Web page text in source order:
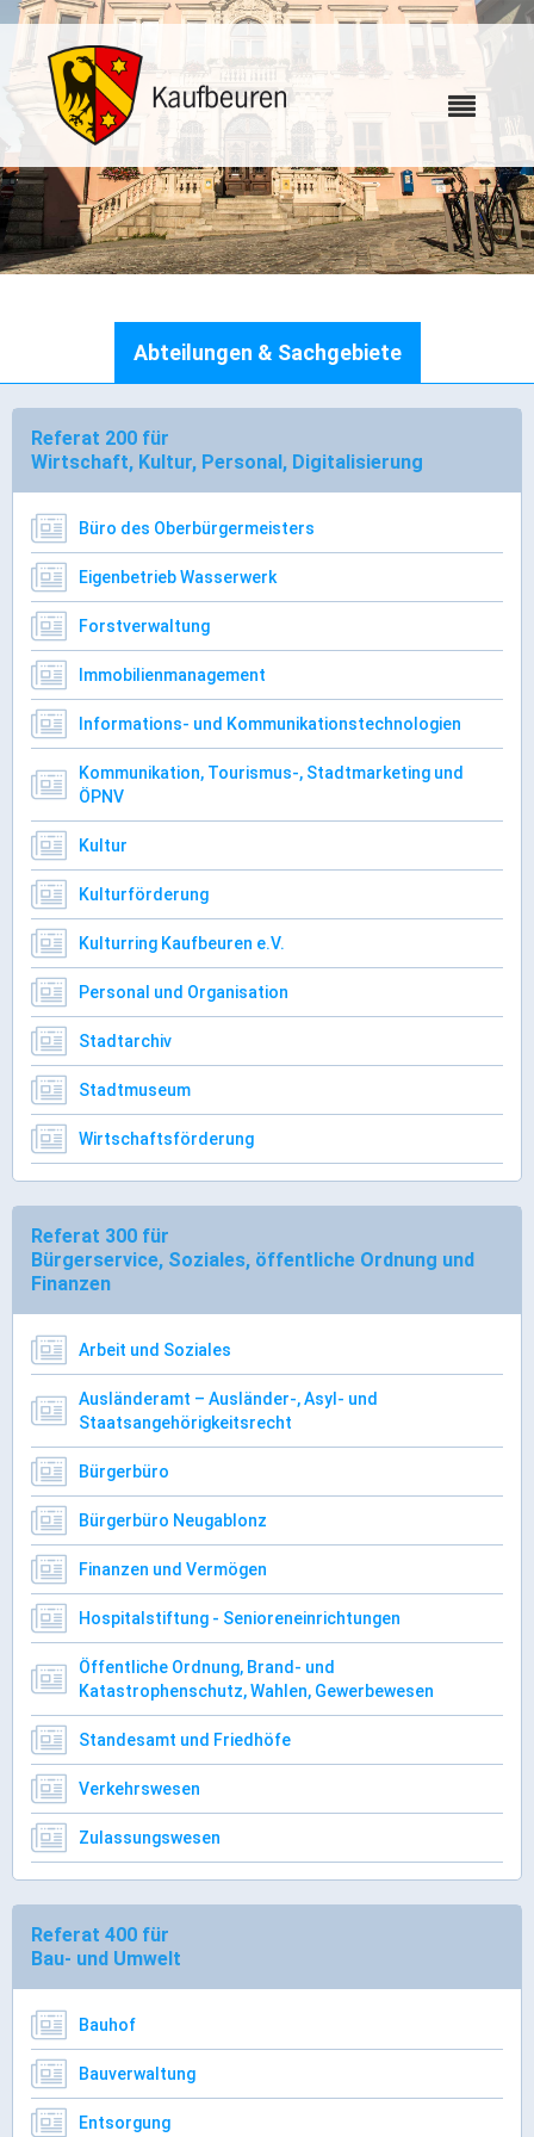
Webcams
Rathaus Digital
Bauflächen & Förderung
Öffnungszeiten / Terminvereinbarung
Kontakt
Internet Portale
Kaufbeuren Maps
Stadtrat & Verwaltung
Oberbürgermeister
Stadtrat & Sitzungen
Beauftragte des Stadtrats
Abteilungen & Sachgebiete
Bauleitplanung & Stadtentwicklung
Stellenangebote
Haushaltsplan
Bildung & Erziehung
Heiraten in Kaufbeuren
Freizeiteinrichtungen
Partnerstädte
Veranstaltungsräume
Willkommen in der Altstadt
Engagement, Ehrenamt & Vereine
Integration & Vielfalt
Kultur
Kulturgenießer
Wirtschaftsstandort
Abteilungen & Sachgebiete
Referat 200 für
Wirtschaft, Kultur, Personal, Digitalisierung
Büro des Oberbürgermeisters
Eigenbetrieb Wasserwerk
Forstverwaltung
Immobilienmanagement
Informations- und Kommunikationstechnologien
Kommunikation, Tourismus-, Stadtmarketing und
ÖPNV
Kultur
Kulturförderung
Kulturring Kaufbeuren e.V.
Personal und Organisation
Stadtarchiv
Stadtmuseum
Wirtschaftsförderung
Referat 300 für
Bürgerservice, Soziales, öffentliche Ordnung und
Finanzen
Arbeit und Soziales
Ausländeramt – Ausländer-, Asyl- und
Staatsangehörigkeitsrecht
Bürgerbüro
Bürgerbüro Neugablonz
Finanzen und Vermögen
Hospitalstiftung - Senioreneinrichtungen
Öffentliche Ordnung, Brand- und
Katastrophenschutz, Wahlen, Gewerbewesen
Standesamt und Friedhöfe
Verkehrswesen
Zulassungswesen
Referat 400 für
Bau- und Umwelt
Bauhof
Bauverwaltung
Entsorgung